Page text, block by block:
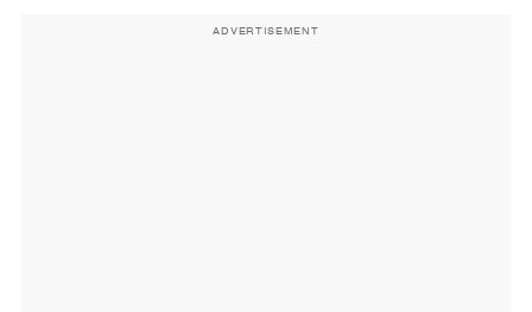
ADVERTISEMENT